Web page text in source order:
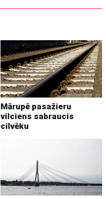
Mārupē pasažieru
vilciens sabraucis
cilvēku